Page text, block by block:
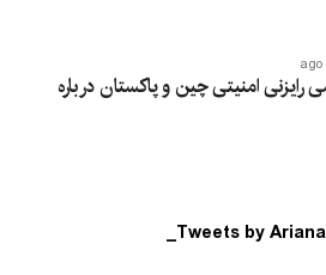
رایزنی امنیتی چین و پاکستان درباره
Tweets by